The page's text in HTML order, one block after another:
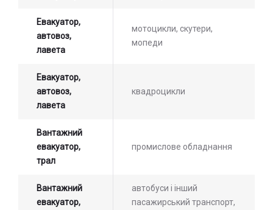
Евакуатор,
автовоз,
лавета
мотоцикли, скутери,
мопеди
Евакуатор,
автовоз,
лавета
квадроцикли
Вантажний
евакуатор,
трал
промислове обладнання
Вантажний
евакуатор,
автобуси і інший
пасажирський транспорт,